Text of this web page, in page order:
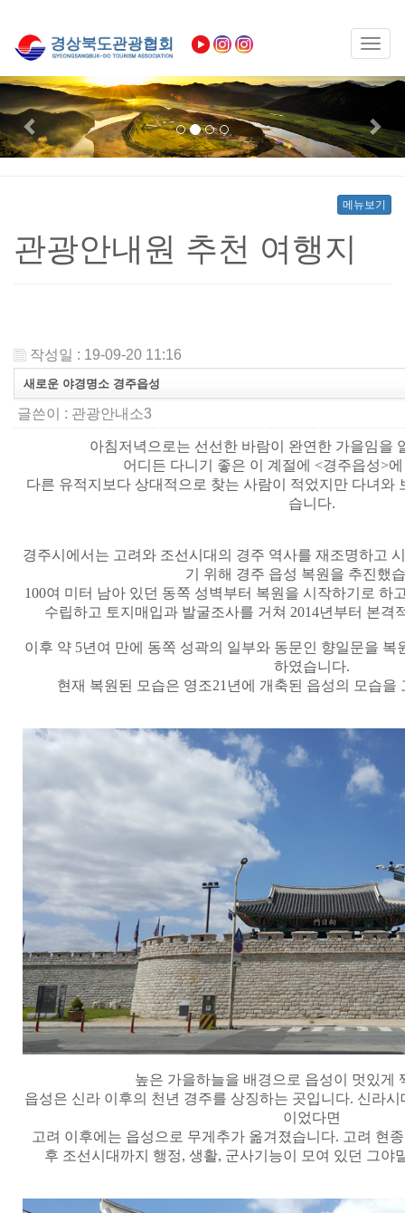
Previous
메뉴보기
관광안내원 추천 여행지
작성일 : 19-09-20 11:16
새로운 야경명소 경주읍성
글쓴이 : 관광안내소3
아침저녁으로는 선선한 바람이 완연한 가을임을
어디든 다니기 좋은 이 계절에 <경주읍성>
다른 유적지보다 상대적으로 찾는 사람이 적었지만 다녀와
습니다.
경주시에서는 고려와 조선시대의 경주 역사를 재조명하고
기 위해 경주 읍성 복원을 추진했
100여 미터 남아 있던 동쪽 성벽부터 복원을 시작하기로 하
수립하고 토지매입과 발굴조사를 거쳐 2014년부터 본격
이후 약 5년여 만에 동쪽 성곽의 일부와 동문인 향일문을 복
하였습니다.
현재 복원된 모습은 영조21 년에 개축된 읍성의 모습을
높은 가을하늘을 배경으로 읍성이 멋있게
읍성은 신라 이후의 천년 경주를 상징하는 곳입니다. 신라시
이었다면
고려 이후에는 읍성으로 무게추가 옮겨졌습니다. 고려 현
후 조선시대까지 행정, 생활, 군사기능이 모여 있던 그야